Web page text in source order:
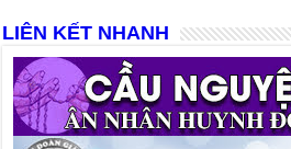
LIÊN KẾT NHANH